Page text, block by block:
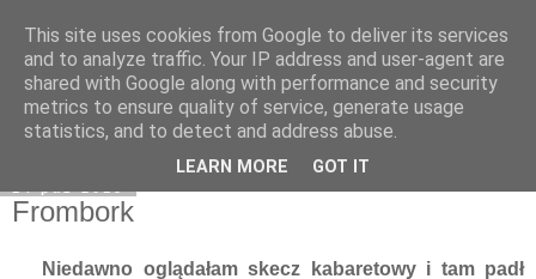
Moje miejsce
Frombork
Niedawno oglądałam skecz kabaretowy i tam padł
This site uses cookies from Google to deliver its services
and to analyze traffic. Your IP address and user-agent are
shared with Google along with performance and security
metrics to ensure quality of service, generate usage
statistics, and to detect and address abuse.
LEARN MORE GOT IT